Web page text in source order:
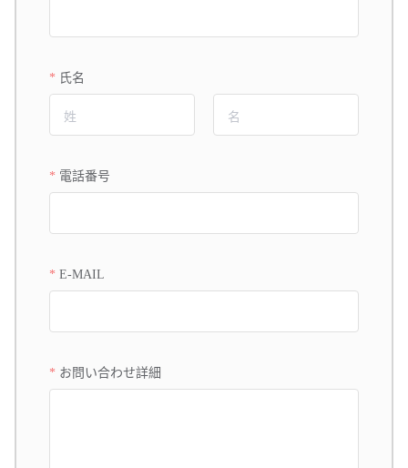
氏名
電話番号
E-MAIL
お問い合わせ詳細